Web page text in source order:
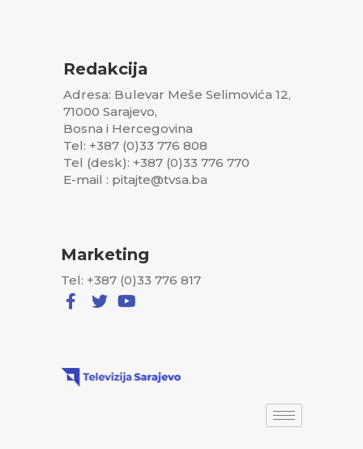
Redakcija
Adresa: Bulevar Meše Selimovića 12,
71000 Sarajevo,
Bosna i Hercegovina
Tel: +387 (0)33 776 808
Tel (desk): +387 (0)33 776 770
E-mail : pitajte@tvsa.ba
Marketing
Tel: +387 (0)33 776 817